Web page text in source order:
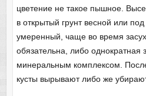
цветение не такое пышное.
в открытый грунт весной или
умеренный, чаще во время
обязательна, либо однократная
минеральным комплексом.
кусты вырывают либо же